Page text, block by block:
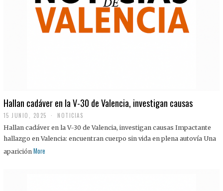
Hallan cadáver en la V-30 de Valencia, investigan causas
15 JUNIO, 2025 NOTICIAS
Hallan cadáver en la V-30 de Valencia, investigan causas Impactante
hallazgo en Valencia: encuentran cuerpo sin vida en plena autovía Una
aparición More